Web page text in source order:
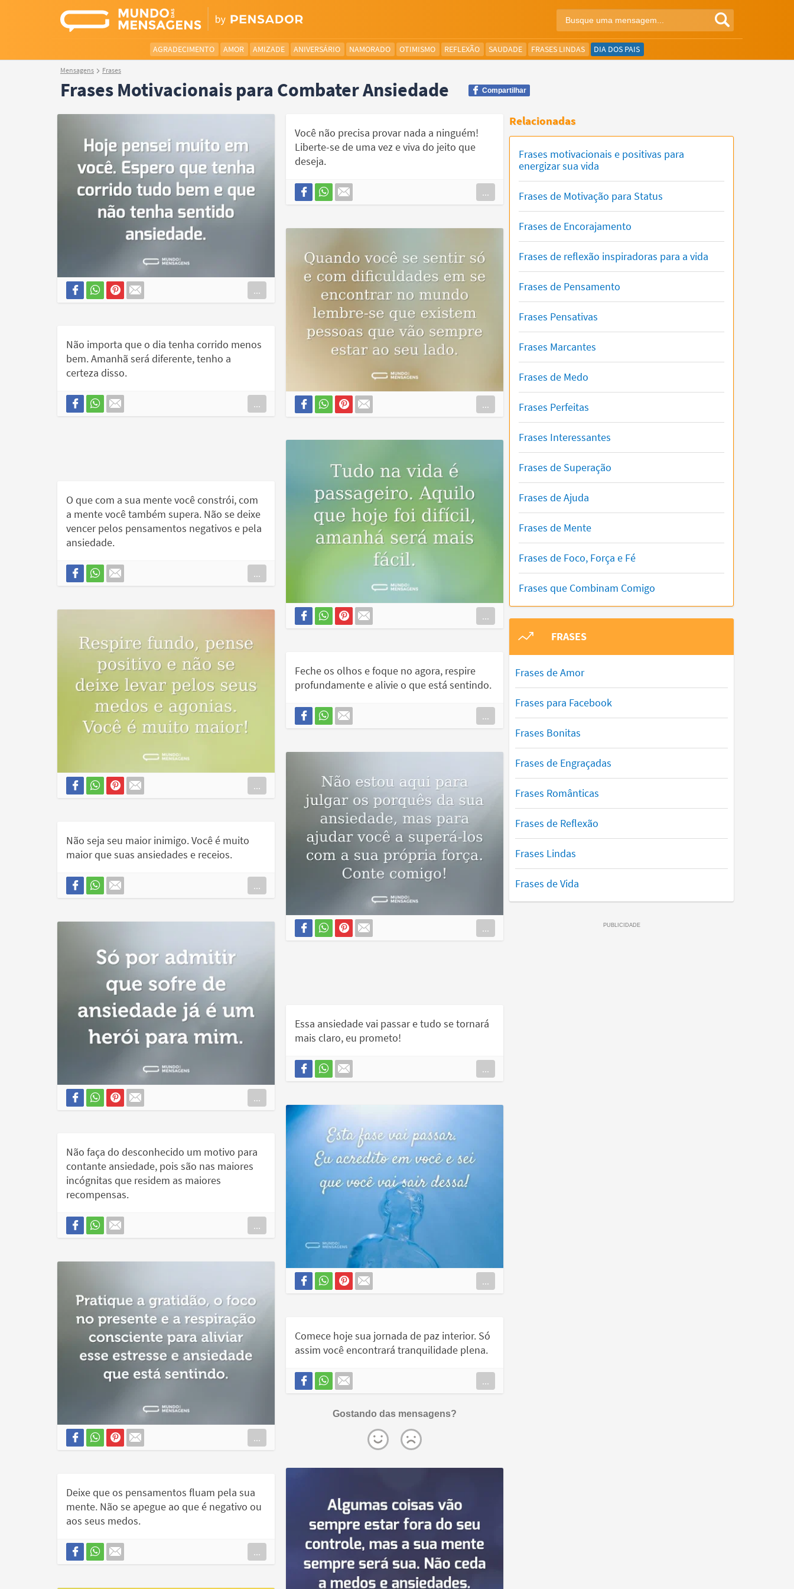
AGRADECIMENTO AMOR AMIZADE ANIVERSÁRIO NAMORADO OTIMISMO REFLEXÃO SAUDADE FRASES LINDAS DIA DOS PAIS
Mensagens Frases
Frases Motivacionais para Combater Ansiedade Compartilhar
...
Você não precisa provar nada a ninguém!
Liberte-se de uma vez e viva do jeito que
deseja.
...
...
Não importa que o dia tenha corrido menos
bem. Amanhã será diferente, tenho a
certeza disso.
...
...
O que com a sua mente você constrói, com
a mente você também supera. Não se deixe
vencer pelos pensamentos negativos e pela
ansiedade.
...
...
Feche os olhos e foque no agora, respire
profundamente e alivie o que está sentindo.
...
...
Não seja seu maior inimigo. Você é muito
maior que suas ansiedades e receios.
...
...
Essa ansiedade vai passar e tudo se tornará
mais claro, eu prometo!
...
...
Não faça do desconhecido um motivo para
contante ansiedade, pois são nas maiores
incógnitas que residem as maiores
recompensas.
...
...
Comece hoje sua jornada de paz interior. Só
assim você encontrará tranquilidade plena.
...
Gostando das mensagens?
Deixe que os pensamentos fluam pela sua
mente. Não se apegue ao que é negativo ou
aos seus medos.
...
Relacionadas
Frases motivacionais e positivas para
energizar sua vida
Frases de Motivação para Status
Frases de Encorajamento
Frases de reflexão inspiradoras para a vida
Frases de Pensamento
Frases Pensativas
Frases Marcantes
Frases de Medo
Frases Perfeitas
Frases Interessantes
Frases de Superação
Frases de Ajuda
Frases de Mente
Frases de Foco, Força e Fé
Frases que Combinam Comigo
FRASES
Frases de Amor
Frases para Facebook
Frases Bonitas
Frases de Engraçadas
Frases Românticas
Frases de Reflexão
Frases Lindas
Frases de Vida